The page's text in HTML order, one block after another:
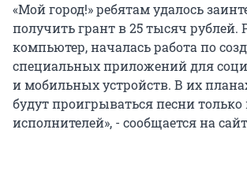
«Мой город!» ребятам удалось
получить грант в 25 тысяч рублей.
компьютер, началась работа по
специальных приложений для
и мобильных устройств. В их
будут проигрываться песни
исполнителей», - сообщается на